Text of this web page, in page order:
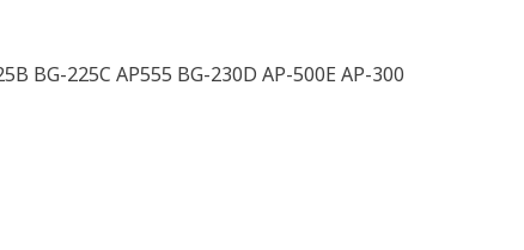
BG-225C AP555 BG-230D AP-500E AP-300